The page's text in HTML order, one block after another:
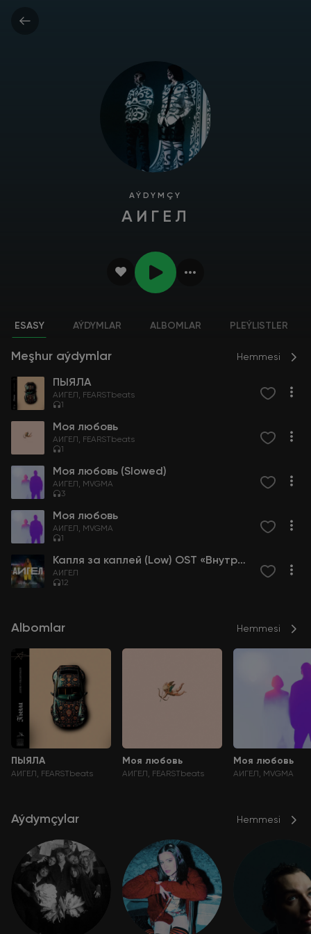
AÝDYMÇY
АИГЕЛ
ESASY AÝDYMLAR ALBOMLAR PLEÝLISTLER
Meşhur aýdymlar Hemmesi
ПЫЯЛА
АИГЕЛ
FEARSTbeats
1
Моя любовь
АИГЕЛ
FEARSTbeats
1
Моя любовь (Slowed)
АИГЕЛ
MVGMA
3
Моя любовь
АИГЕЛ
MVGMA
1
Капля за каплей (Low) OST «Внутри убийцы»
АИГЕЛ
12
Albomlar Hemmesi
ПЫЯЛА
АИГЕЛ FEARSTbeats
Моя любовь
АИГЕЛ FEARSTbeats
Моя любовь
АИГЕЛ MVGMA
Aýdymçylar Hemmesi